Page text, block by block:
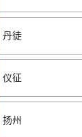
丹徒
仪征
扬州